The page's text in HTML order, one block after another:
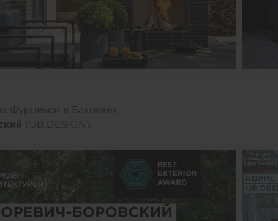
Фурцевой в Баковке»
(UB.DESIGN)